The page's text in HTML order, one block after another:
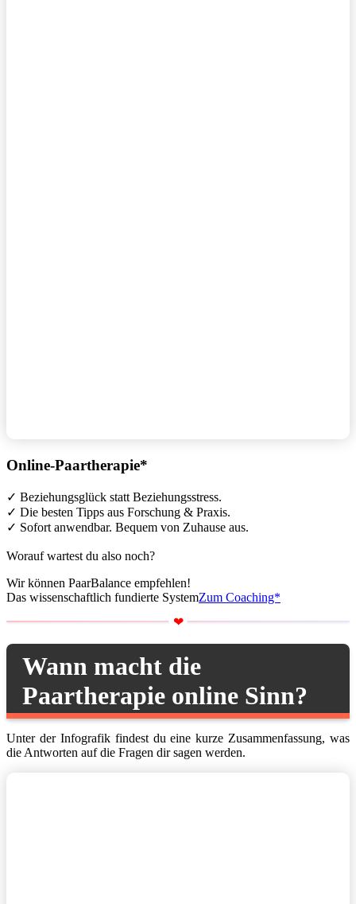
Online-Paartherapie*
✓ Beziehungsglück statt Beziehungsstress.
✓ Die besten Tipps aus Forschung & Praxis.
✓ Sofort anwendbar. Bequem von Zuhause aus.
Worauf wartest du also noch?
Wir können PaarBalance empfehlen!
Das wissenschaftlich fundierte SystemZum Coaching*
Wann macht die
Paartherapie online Sinn?
Unter der Infografik findest du eine kurze Zusammenfassung, was
die Antworten auf die Fragen dir sagen werden.